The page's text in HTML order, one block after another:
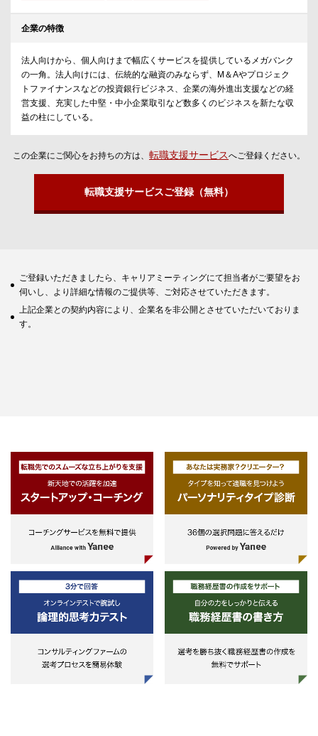
企業の特徴
法人向けから、個人向けまで幅広くサービスを提供しているメガバンク
の一角。法人向けには、伝統的な融資のみならず、M＆Aやプロジェク
トファイナンスなどの投資銀行ビジネス、企業の海外進出支援などの経
営支援、充実した中堅・中小企業取引など数多くのビジネスを新たな収
益の柱にしている。
この企業にご関心をお持ちの方は、 転職支援サービスへご登録ください。
転職支援サービスご登録（無料）
ご登録いただきましたら、キャリアミーティングにて担当者がご要望をお
伺いし、より詳細な情報のご提供等、ご対応させていただきます。
上記企業との契約内容により、企業名を非公開とさせていただいておりま
す。